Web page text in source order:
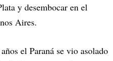
y desembocar en el
Aires.
el Paraná se vio asolado